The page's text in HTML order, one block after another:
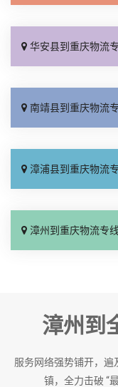
华安县到重庆物流专线_几天到达「需要几天」
南靖县到重庆物流专线_运价查询「快运有保障」
漳浦县到重庆物流专线_收费介绍「运保时效」
漳州到重庆物流专线_直发全境「全程无虑」
漳州到
服务网络强势铺开，遍
镇，全力击破 “